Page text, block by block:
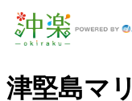
津堅島マ